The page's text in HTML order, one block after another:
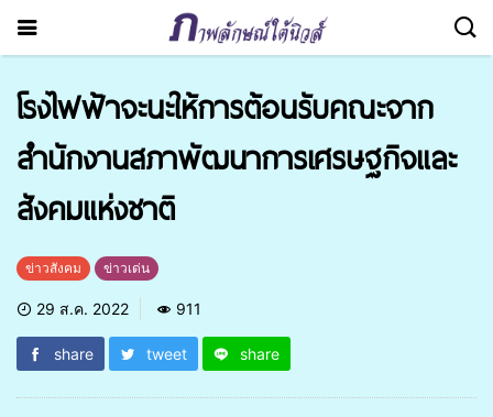
โรงไฟฟ้าจะนะให้การต้อนรับคณะจาก
สำนักงานสภาพัฒนาการเศรษฐกิจและ
สังคมแห่งชาติ
ข่าวสังคม ข่าวเด่น
29 ส.ค. 2022 911
share tweet share